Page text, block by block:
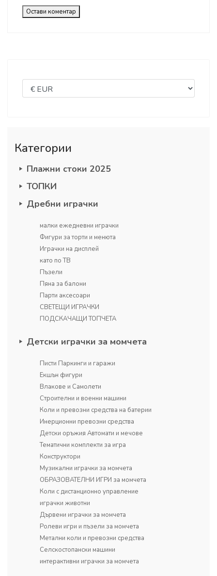
Остави коментар
Категории
Плажни стоки 2025
ТОПКИ
Дребни играчки
малки ежедневни играчки
Фигури за торти и менюта
Играчки на дисплей
като по ТВ
Пъзели
Пяна за балони
Парти аксесоари
СВЕТЕЩИ ИГРАЧКИ
ПОДСКАЧАЩИ ТОПЧЕТА
Детски играчки за момчета
Писти Паркинги и гаражи
Екшън фигури
Влакове и Самолети
Строителни и военни машини
Коли и превозни средства на батерии
Инерционни превозни средства
Детски оръжия Автомати и мечове
Тематични комплекти за игра
Конструктори
Музикални играчки за момчета
ОБРАЗОВАТЕЛНИ ИГРИ за момчета
Коли с дистанционно управление
играчки животни
Дървени играчки за момчета
Ролеви игри и пъзели за момчета
Метални коли и превозни средства
Селскостопански машини
интерактивни играчки за момчета